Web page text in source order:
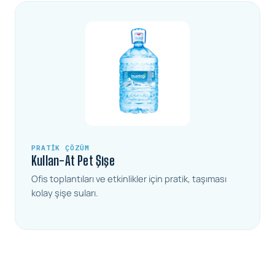
PRATIK ÇÖZÜM
Kullan-At Pet Şişe
Ofis toplantıları ve etkinlikler için pratik, taşıması
kolay şişe suları.